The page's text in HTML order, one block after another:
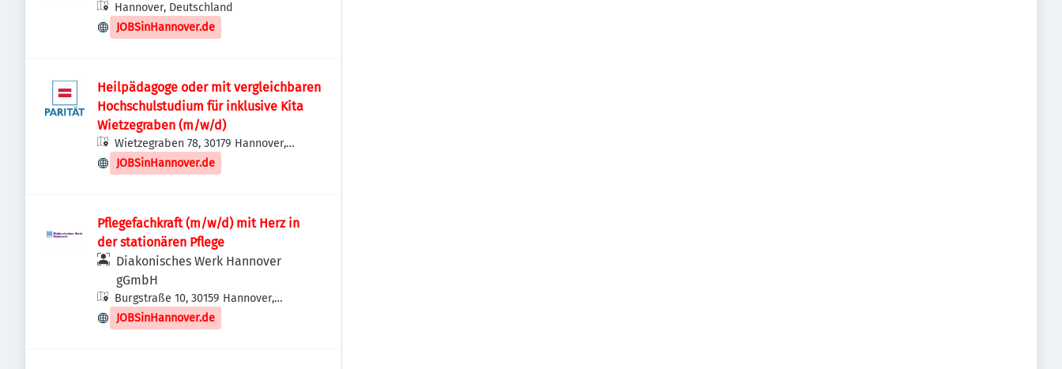
Hannover, Deutschland
JOBSinHannover.de
Heilpädagoge oder mit vergleichbaren
Hochschulstudium für inklusive Kita
Wietzegraben (m/w/d)
Wietzegraben 78, 30179 Hannover,
Deutschland
JOBSinHannover.de
Pflegefachkraft (m/w/d) mit Herz in
der stationären Pflege
Diakonisches Werk Hannover
gGmbH
Burgstraße 10, 30159 Hannover,
Deutschland
JOBSinHannover.de